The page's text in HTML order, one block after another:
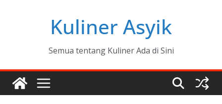
Kuliner Asyik
Semua tentang Kuliner Ada di Sini